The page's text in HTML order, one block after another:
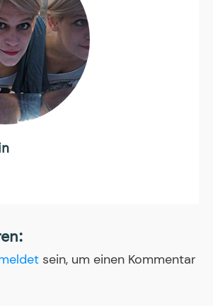
sein, um einen Kommentar